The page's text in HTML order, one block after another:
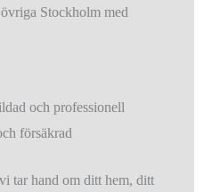
Stockholm med
och professionell
försäkrad
tar hand om ditt hem, ditt